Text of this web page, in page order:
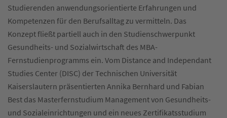
Studierenden anwendungsorientierte Erfahrungen und
Kompetenzen für den Berufsalltag zu vermitteln. Das
Konzept fließt partiell auch in den Studienschwerpunkt
Gesundheits- und Sozialwirtschaft des MBA-
Fernstudienprogramms ein. Vom Distance and Independant
Studies Center (DISC) der Technischen Universität
Kaiserslautern präsentierten Annika Bernhard und Fabian
Best das Masterfernstudium Management von Gesundheits-
und Sozialeinrichtungen und ein neues Zertifikatsstudium